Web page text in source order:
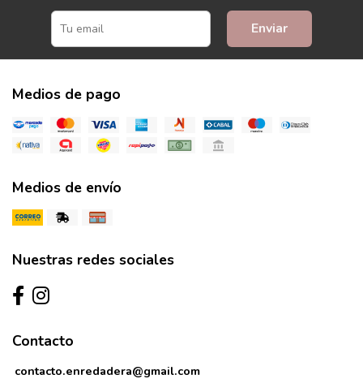
Enviar
Medios de pago
Medios de envío
Nuestras redes sociales
Contacto
contacto.enredadera@gmail.com